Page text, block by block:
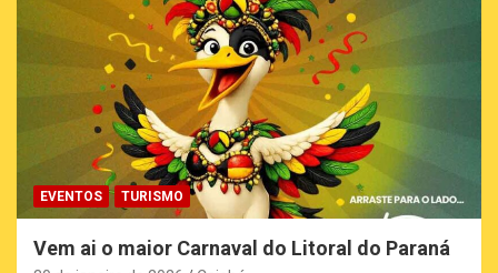
EVENTOS TURISMO
Vem ai o maior Carnaval do Litoral do Paraná